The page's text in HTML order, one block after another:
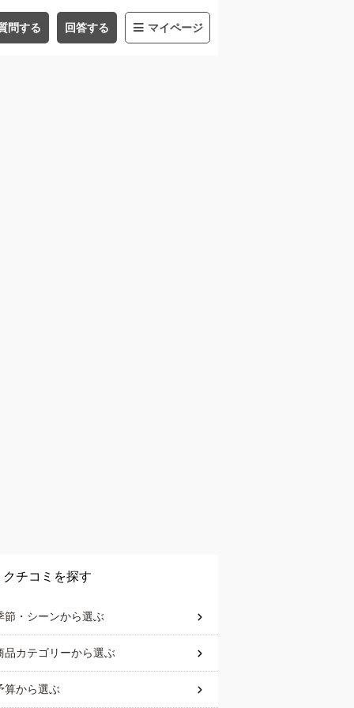
問する 回答する マイページ
クチコミを探す
節・シーンから選ぶ
品カテゴリーから選ぶ
算から選ぶ